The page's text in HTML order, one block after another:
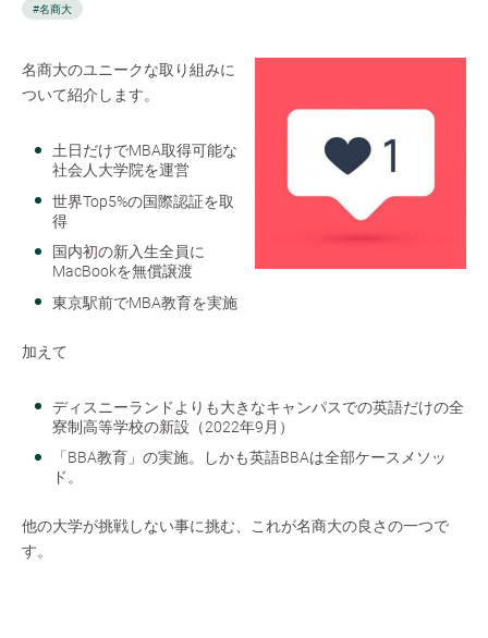
#名商大
名商大のユニークな取り組みに
ついて紹介します。
土日だけでMBA取得可能な
社会人大学院を運営
世界Top5%の国際認証を取
得
国内初の新入生全員に
MacBookを無償譲渡
東京駅前でMBA教育を実施
加えて
ディスニーランドよりも大きなキャンパスでの英語だけの全
寮制高等学校の新設（2022年9月）
「BBA教育」の実施。しかも英語BBAは全部ケースメソッ
ド。
他の大学が挑戦しない事に挑む、これが名商大の良さの一つで
す。